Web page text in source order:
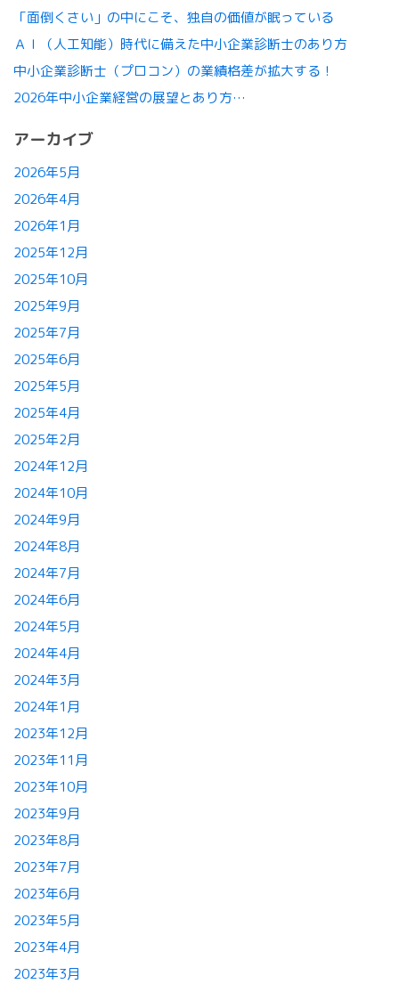
「面倒くさい」の中にこそ、独自の価値が眠っている
ＡＩ（人工知能）時代に備えた中小企業診断士のあり方
中小企業診断士（プロコン）の業績格差が拡大する！
2026年中小企業経営の展望とあり方…
アーカイブ
2026年5月
2026年4月
2026年1月
2025年12月
2025年10月
2025年9月
2025年7月
2025年6月
2025年5月
2025年4月
2025年2月
2024年12月
2024年10月
2024年9月
2024年8月
2024年7月
2024年6月
2024年5月
2024年4月
2024年3月
2024年1月
2023年12月
2023年11月
2023年10月
2023年9月
2023年8月
2023年7月
2023年6月
2023年5月
2023年4月
2023年3月